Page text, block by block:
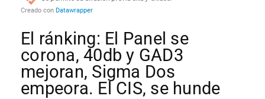
El ránking: El Panel se
corona, 40db y GAD3
mejoran, Sigma Dos
empeora. El CIS, se hunde